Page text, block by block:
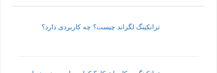
ترانکینگ لگراند چیست؟ چه کاربردی دارد؟